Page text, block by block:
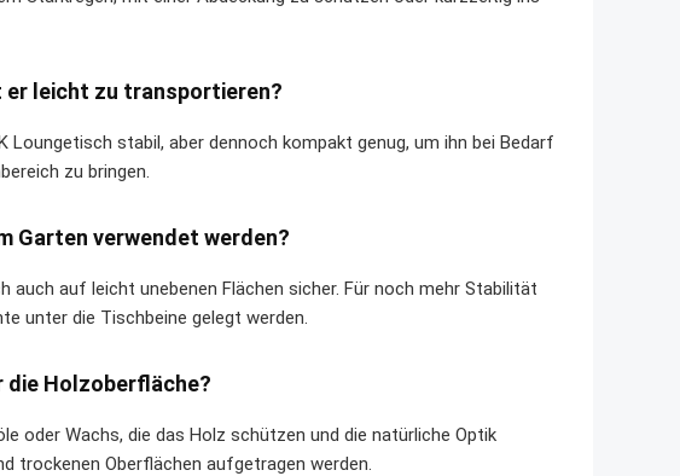
er leicht zu transportieren?
Loungetisch stabil, aber dennoch kompakt genug, um ihn bei Bedarf
zu bringen.
Garten verwendet werden?
auf leicht unebenen Flächen sicher. Für noch mehr Stabilität
unter die Tischbeine gelegt werden.
die Holzoberfläche?
oder Wachs, die das Holz schützen und die natürliche Optik
trockenen Oberflächen aufgetragen werden.